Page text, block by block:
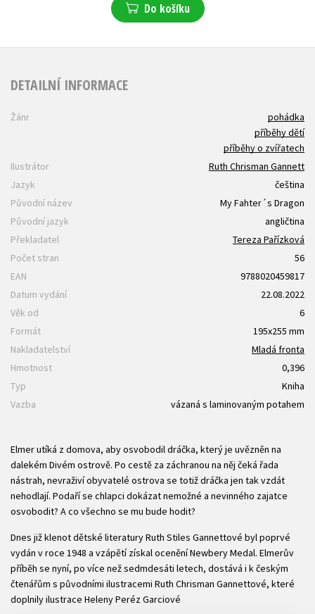
Do košíku
DETAILNÍ INFORMACE
Žánr
pohádka
příběhy dětí
příběhy o zvířatech
Ilustrátor
Ruth Chrisman Gannett
Jazyk
čeština
Původní název
My Fahter´s Dragon
Původní jazyk
angličtina
Překladatel
Tereza Pařízková
Počet stran
56
EAN
9788020459817
Datum vydání
22.08.2022
Věk od
6
Formát
195x255 mm
Nakladatelství
Mladá fronta
Hmotnost
0,396
Typ
Kniha
Vazba
vázaná s laminovaným potahem
Elmer utíká z domova, aby osvobodil dráčka, který je uvězněn na
dalekém Divém ostrově. Po cestě za záchranou na něj čeká řada
nástrah, nevraživí obyvatelé ostrova se totiž dráčka jen tak vzdát
nehodlají. Podaří se chlapci dokázat nemožné a nevinného zajatce
osvobodit? A co všechno se mu bude hodit?
Dnes již klenot dětské literatury Ruth Stiles Gannettové byl poprvé
vydán v roce 1948 a vzápětí získal ocenění Newbery Medal. Elmerův
příběh se nyní, po více než sedmdesáti letech, dostává i k českým
čtenářům s původními ilustracemi Ruth Chrisman Gannettové, které
doplnily ilustrace Heleny Peréz Garciové